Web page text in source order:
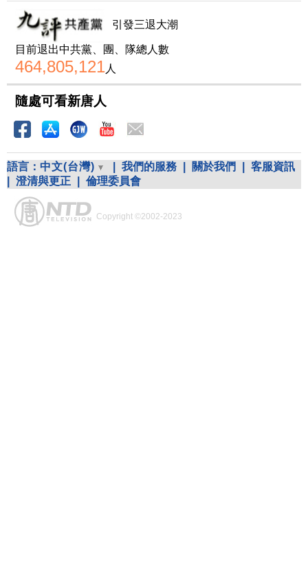
引發三退大潮
目前退出中共黨、團、隊總人數
464,805,121人
隨處可看新唐人
語言： 中文(台灣) 我們的服務 關於我們
客服資訊
澄清與更正 倫理委員會
Copyright ©2002-2023